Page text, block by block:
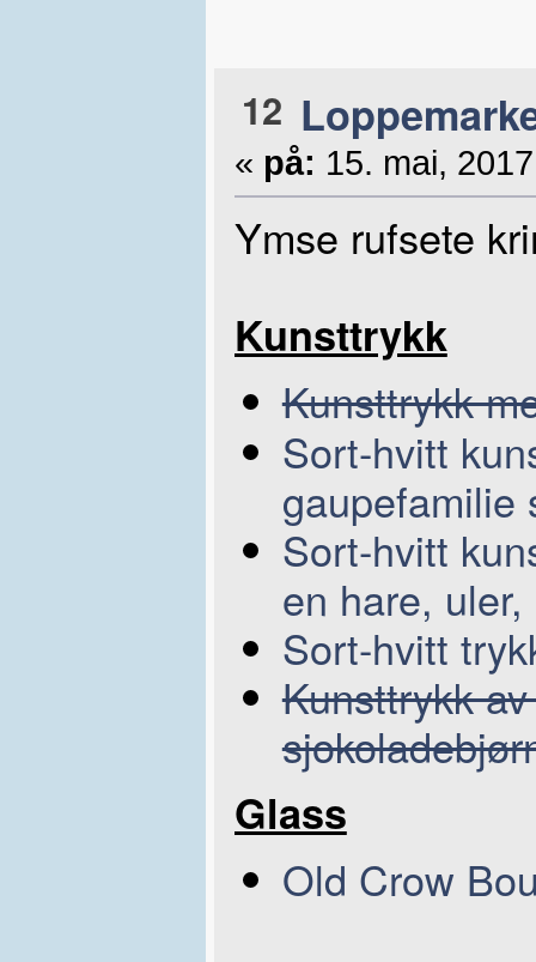
12
« på: 15. mai,
Ymse rufsete
Kunsttrykk
Kunsttrykk
Sort-hvitt
gaupefamilie
Sort-hvitt
en hare,
Sort-hvitt
Kunsttrykk
Glass
Old Crow